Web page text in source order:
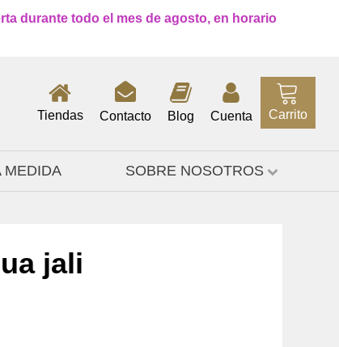
durante todo el mes de agosto, en horario
Tiendas Contacto Blog Cuenta Carrito
MEDIDA SOBRE NOSOTROS
jali